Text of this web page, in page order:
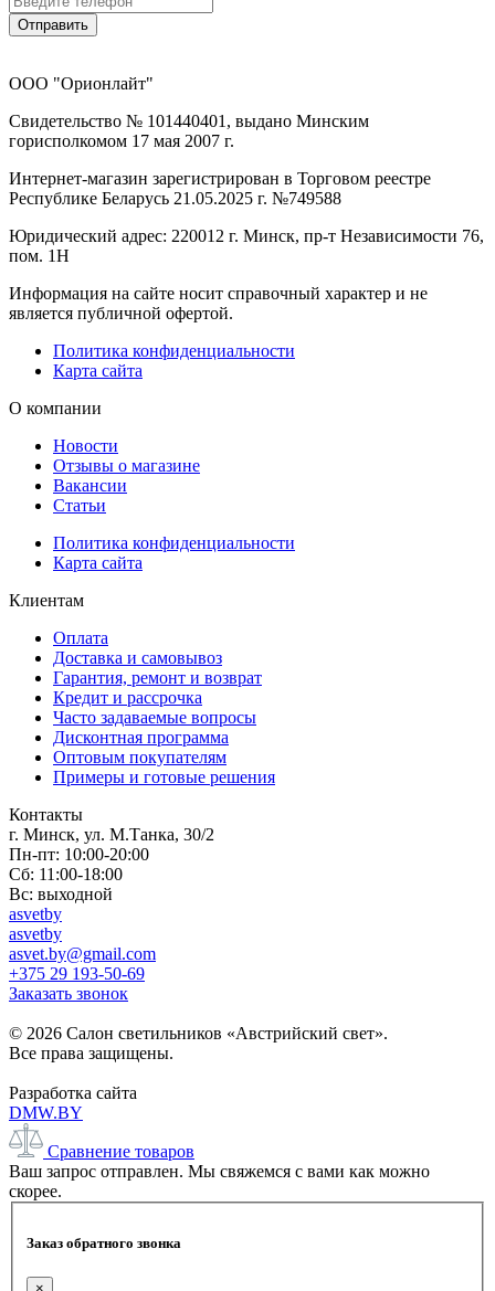
Отправить
ООО "Орионлайт"
Свидетельство № 101440401, выдано Минским
горисполкомом 17 мая 2007 г.
Интернет-магазин зарегистрирован в Торговом реестре
Республике Беларусь 21.05.2025 г. №749588
Юридический адрес: 220012 г. Минск, пр-т Независимости 76,
пом. 1Н
Информация на сайте носит справочный характер и не
является публичной офертой.
Политика конфиденциальности
Карта сайта
О компании
Новости
Отзывы о магазине
Вакансии
Статьи
Политика конфиденциальности
Карта сайта
Клиентам
Оплата
Доставка и самовывоз
Гарантия, ремонт и возврат
Кредит и рассрочка
Часто задаваемые вопросы
Дисконтная программа
Оптовым покупателям
Примеры и готовые решения
Контакты
г. Минск, ул. М.Танка, 30/2
Пн-пт: 10:00-20:00
Сб: 11:00-18:00
Вс: выходной
asvetby
asvetby
asvet.by@gmail.com
+375 29 193-50-69
Заказать звонок
© 2026 Салон светильников «Австрийский свет».
Все права защищены.
Разработка сайта
DMW.BY
Сравнение товаров
Ваш запрос отправлен. Мы свяжемся с вами как можно
скорее.
Заказ обратного звонка